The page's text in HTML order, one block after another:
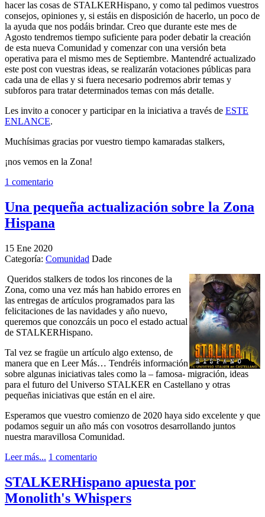
hacer las cosas de STALKERHispano, y como tal pedimos vuestros
consejos, opiniones y, si estáis en disposición de hacerlo, un poco de
la ayuda que nos podáis brindar. Creo que durante este mes de
Agosto tendremos tiempo suficiente para poder debatir la creación
de esta nueva Comunidad y comenzar con una versión beta
operativa para el mismo mes de Septiembre. Mantendré actualizado
este post con vuestras ideas, se realizarán votaciones públicas para
cada una de ellas y si fuera necesario podremos abrir temas y
subforos para tratar determinados temas con más detalle.
Les invito a conocer y participar en la iniciativa a través de ESTE
ENLANCE.
Muchísimas gracias por vuestro tiempo kamaradas stalkers,
¡nos vemos en la Zona!
1 comentario
Una pequeña actualización sobre la Zona
Hispana
15 Ene 2020
Categoría: Comunidad Dade
Queridos stalkers de todos los rincones de la
Zona, como una vez más han habido errores en
las entregas de artículos programados para las
felicitaciones de las navidades y año nuevo,
queremos que conozcáis un poco el estado actual
de STALKERHispano.
Tal vez se fragüe un artículo algo extenso, de
manera que en Leer Más… Tendréis información
sobre algunas iniciativas tales como la – famosa- migración, ideas
para el futuro del Universo STALKER en Castellano y otras
pequeñas iniciativas que están en el aire.
Esperamos que vuestro comienzo de 2020 haya sido excelente y que
podamos seguir un año más con vosotros desarrollando juntos
nuestra maravillosa Comunidad.
Leer más... 1 comentario
STALKERHispano apuesta por
Monolith's Whispers